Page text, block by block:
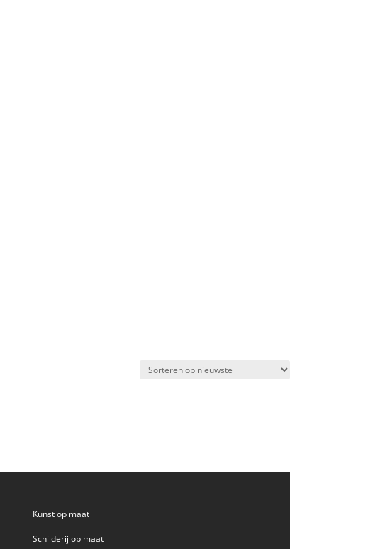
Kunst op maat
Schilderij op maat